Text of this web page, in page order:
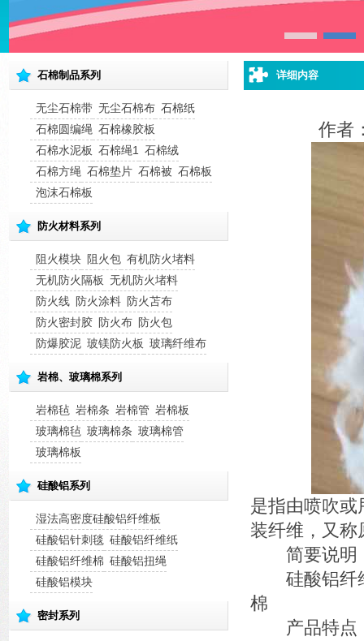
石棉制品系列
无尘石棉带 无尘石棉布 石棉纸
石棉圆编绳 石棉橡胶板
石棉水泥板 石棉绳1
石棉绒
石棉方绳 石棉垫片 石棉被 石棉板
泡沫石棉板
防火材料系列
阻火模块 阻火包 有机防火堵料
无机防火隔板 无机防火堵料
防火线 防火涂料 防火苫布
防火密封胶 防火布 防火包
防爆胶泥 玻镁防火板 玻璃纤维布
岩棉、玻璃棉系列
岩棉毡 岩棉条 岩棉管 岩棉板
玻璃棉毡 玻璃棉条 玻璃棉管
玻璃棉板
硅酸铝系列
湿法高密度硅酸铝纤维板
硅酸铝针刺毯 硅酸铝纤维纸
硅酸铝纤维棉 硅酸铝扭绳
硅酸铝模块
密封系列
详细内容
作者
是指由喷吹或
装纤维，又称
简要说明
硅酸铝纤维
棉
产品特点